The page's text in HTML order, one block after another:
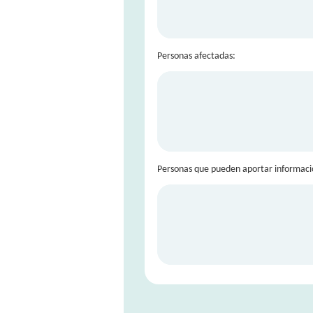
Personas afectadas:
Personas que pueden aportar